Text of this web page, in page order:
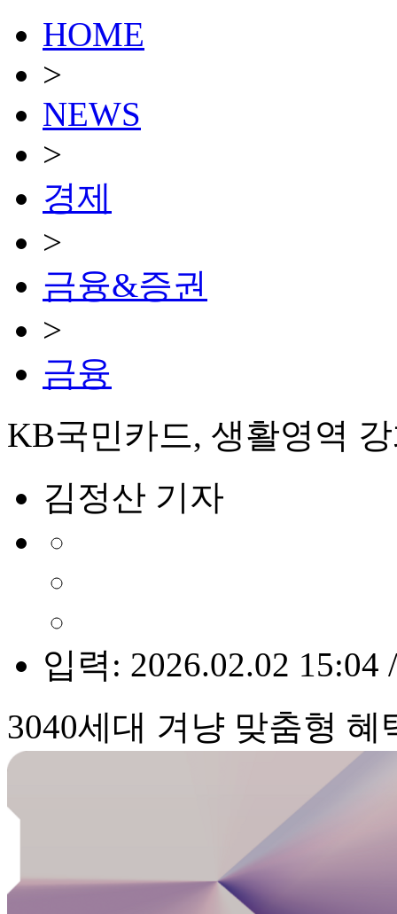
HOME
>
NEWS
>
경제
>
금융&증권
>
금융
KB국민카드, 생활영역
김정산 기자
입력: 2026.02.02 15:04
3040세대 겨냥 맞춤형 혜